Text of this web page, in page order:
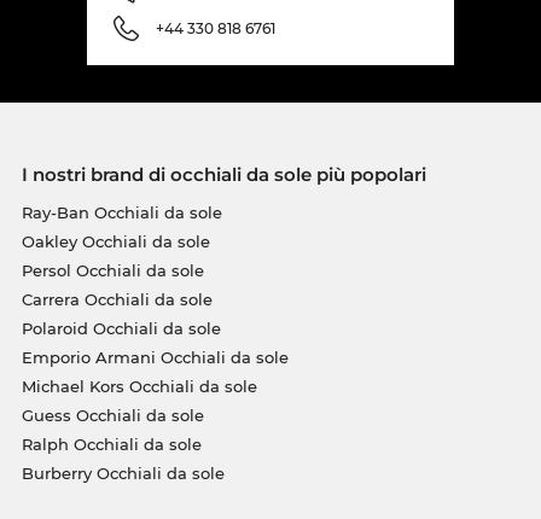
+44 330 818 6761
I nostri brand di occhiali da sole più popolari
Ray-Ban Occhiali da sole
Oakley Occhiali da sole
Persol Occhiali da sole
Carrera Occhiali da sole
Polaroid Occhiali da sole
Emporio Armani Occhiali da sole
Michael Kors Occhiali da sole
Guess Occhiali da sole
Ralph Occhiali da sole
Burberry Occhiali da sole